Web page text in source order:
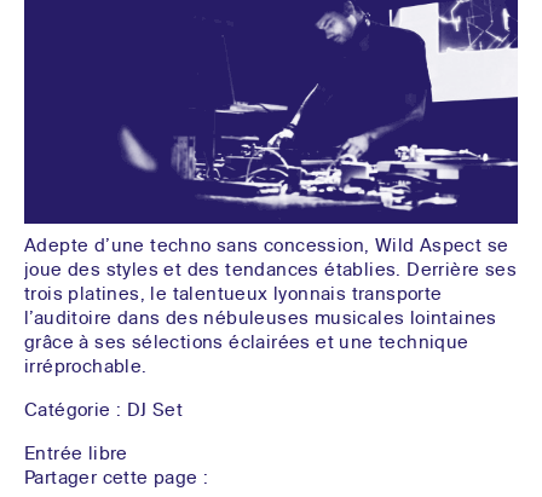
Adepte d’une techno sans concession, Wild Aspect se
joue des styles et des tendances établies. Derrière ses
trois platines, le talentueux lyonnais transporte
l’auditoire dans des nébuleuses musicales lointaines
grâce à ses sélections éclairées et une technique
irréprochable.
Catégorie : DJ Set
Entrée libre
Partager cette page :